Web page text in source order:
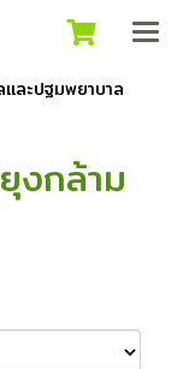
ละปฐมพยาบาล
งกล้าม